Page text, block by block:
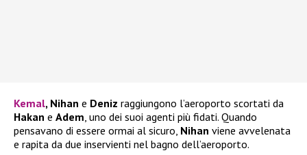
Kemal, Nihan e Deniz raggiungono l’aeroporto scortati da
Hakan e Adem , uno dei suoi agenti più fidati. Quando
pensavano di essere ormai al sicuro, Nihan viene avvelenata
e rapita da due inservienti nel bagno dell’aeroporto.